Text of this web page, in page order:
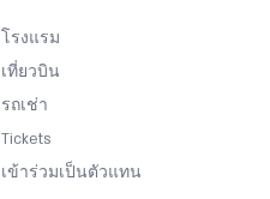
โรงแรม
เที่ยวบิน
รถเช่า
Tickets
เข้าร่วมเป็นตัวแทน